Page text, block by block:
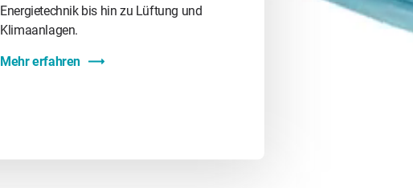
Energietechnik bis hin zu Lüftung und
Klimaanlagen.
Mehr erfahren